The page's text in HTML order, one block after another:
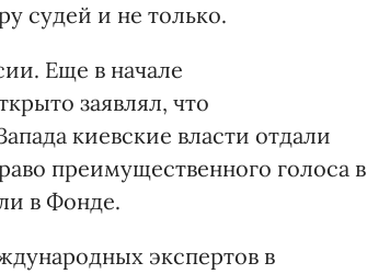
судей и не только.
Еще в начале
заявлял, что
киевские власти отдали
преимущественного голоса в
в Фонде.
экспертов в